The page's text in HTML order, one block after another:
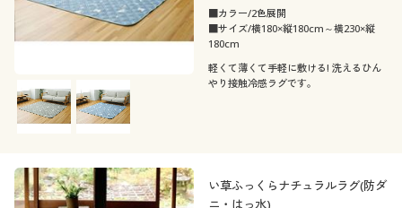
■カラー/2色展開
■サイズ/横180×縦180cm～横230×縦
180cm
軽くて薄くて手軽に敷ける! 洗えるひん
やり接触冷感ラグです。
い草ふっくらナチュラルラグ(防ダ
ニ・はっ水)